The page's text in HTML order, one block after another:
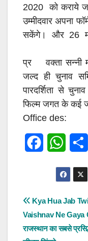
2020 को कराये
उम्मीदवार अपना
सकेंगे। और 26
प्र वक्ता सन्नी
जल्द ही चुनाव
पारदर्शिता से
फिल्म जगत के कई
Office des:
e
b
W
a
t
s
A
पोस्ट
नेविगेशन
Kya Hua Jab
Vaishnav Ne Gaya
राजस्थान का सबसे